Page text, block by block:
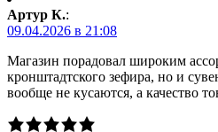
Артур К.:
09.04.2026 в 21:08
Магазин порадовал широким
кронштадтского зефира, но и
вообще не кусаются, а качество